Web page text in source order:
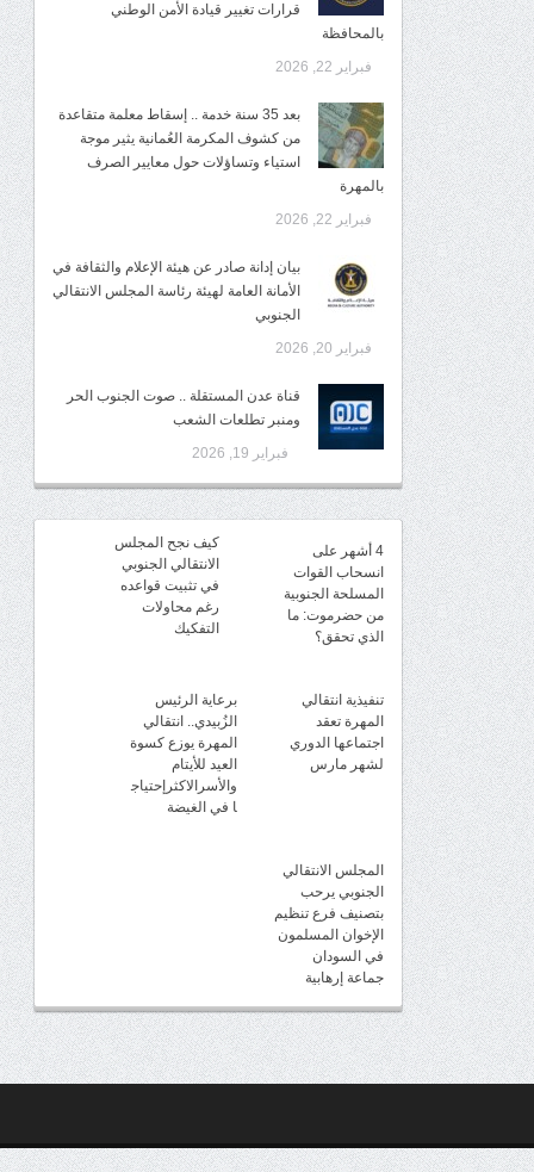
قرارات تغيير قيادة الأمن الوطني
بالمحافظة
فبراير 22, 2026
بعد 35 سنة خدمة .. إسقاط معلمة متقاعدة
من كشوف المكرمة العُمانية يثير موجة
استياء وتساؤلات حول معايير الصرف
بالمهرة
فبراير 22, 2026
بيان إدانة صادر عن هيئة الإعلام والثقافة في
الأمانة العامة لهيئة رئاسة المجلس الانتقالي
الجنوبي
فبراير 20, 2026
قناة عدن المستقلة .. صوت الجنوب الحر
ومنبر تطلعات الشعب
فبراير 19, 2026
4 أشهر على
انسحاب القوات
المسلحة الجنوبية
من حضرموت: ما
الذي تحقق؟
كيف نجح المجلس
الانتقالي الجنوبي
في تثبيت قواعده
رغم محاولات
التفكيك
تنفيذية انتقالي
المهرة تعقد
اجتماعها الدوري
لشهر مارس
برعاية الرئيس
الزُبيدي.. انتقالي
المهرة يوزع كسوة
العيد للأيتام
والأسرالاكثرإحتياج
ا في الغيضة
المجلس الانتقالي
الجنوبي يرحب
بتصنيف فرع تنظيم
الإخوان المسلمون
في السودان
جماعة إرهابية